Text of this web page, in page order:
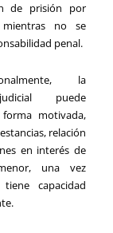
de prisión por
no se
penal.
la
puede
motivada,
relación
en interés de
una vez
capacidad